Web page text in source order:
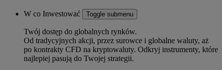
W co Inwestować Toggle submenu
Twój dostęp do globalnych rynków.
Od tradycyjnych akcji, przez surowce i globalne waluty, aż
po kontrakty CFD na kryptowaluty. Odkryj instrumenty, które
najlepiej pasują do Twojej strategii.